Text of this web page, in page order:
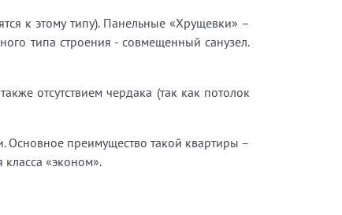
к этому типу). Панельные «Хрущевки» –
типа строения - совмещенный санузел.
отсутствием чердака (так как потолок
Основное преимущество такой квартиры –
«эконом».